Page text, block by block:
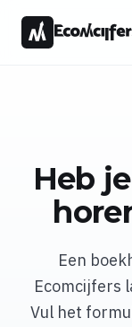
Heb
Een
Ecomcijfers
Vul het